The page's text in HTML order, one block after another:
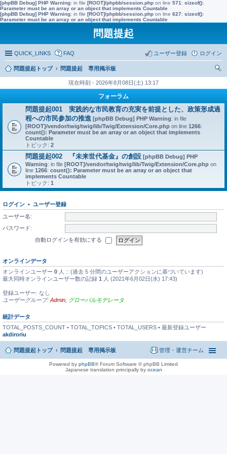
[phpBB Debug] PHP Warning: in file [ROOT]/phpbb/session.php on line 571 : sizeof():
Parameter must be an array or an object that implements Countable
[phpBB Debug] PHP Warning: in file [ROOT]/phpbb/session.php on line 627: sizeof():
Parameter must be an array or an object that implements Countable
問題提起
QUICK_LINKS FAQ ログイン
ユーザー登録
問題提起トップ
問題提起 専用掲示板
現在時刻 - 2026年8月08日(土) 13:17
フォーラム
問題提起001 実践的な市民教育の充実を前提とした、政策形成過
程への市民参加の推進 [phpBB Debug] PHP Warning: in file
[ROOT]/vendor/twig/twig/lib/Twig/Extension/Core.php on line 1266:
count(): Parameter must be an array or an object that implements
Countable
トピック: 2
問題提起002 『未来世代基金』の創設 [phpBB Debug] PHP
Warning: in file [ROOT]/vendor/twig/twig/lib/Twig/Extension/Core.php on
line 1266: count(): Parameter must be an array or an object that
implements Countable
トピック: 1
ログイン • ユーザー登録
ユーザー名:
パスワード:
自動ログインを有効にする
オンラインデータ
オンラインユーザー 0 人 :: (過去 5 分間のユーザーアクションに基づいています)
最大同時オンラインユーザー数の記録 1 人 (2021年6月02日(水) 17:43)
登録ユーザー: なし
ユーザーグループ: Admin グローバルモデレータ
統計データ
TOTAL_POSTS_COUNT • TOTAL_TOPICS • TOTAL_USERS • 最新登録ユーザー
akdiroriu
問題提起トップ 問題提起 専用掲示板 管理・運営チーム
Powered by phpBB® Forum Software © phpBB Limited
Japanese translation principally by ocean